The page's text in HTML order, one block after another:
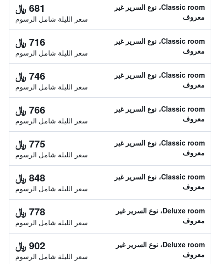
Classic room، نوع السرير غير
معروف
681 ﷼
سعر الليلة شامل الرسوم
Classic room، نوع السرير غير
معروف
716 ﷼
سعر الليلة شامل الرسوم
Classic room، نوع السرير غير
معروف
746 ﷼
سعر الليلة شامل الرسوم
Classic room، نوع السرير غير
معروف
766 ﷼
سعر الليلة شامل الرسوم
Classic room، نوع السرير غير
معروف
775 ﷼
سعر الليلة شامل الرسوم
Classic room، نوع السرير غير
معروف
848 ﷼
سعر الليلة شامل الرسوم
Deluxe room، نوع السرير غير
معروف
778 ﷼
سعر الليلة شامل الرسوم
Deluxe room، نوع السرير غير
معروف
902 ﷼
سعر الليلة شامل الرسوم